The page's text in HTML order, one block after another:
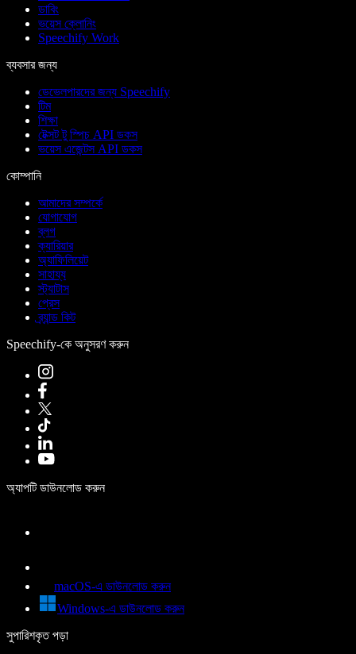
ডাবিং
ভয়েস ক্লোনিং
Speechify Work
ব্যবসার জন্য
ডেভেলপারদের জন্য Speechify
টিম
শিক্ষা
টেক্সট টু স্পিচ API ডকস
ভয়েস এজেন্টস API ডকস
কোম্পানি
আমাদের সম্পর্কে
যোগাযোগ
ব্লগ
ক্যারিয়ার
অ্যাফিলিয়েট
সাহায্য
স্ট্যাটাস
প্রেস
ব্র্যান্ড কিট
Speechify-কে অনুসরণ করুন
অ্যাপটি ডাউনলোড করুন
macOS-এ ডাউনলোড করুন
Windows-এ ডাউনলোড করুন
সুপারিশকৃত পড়া